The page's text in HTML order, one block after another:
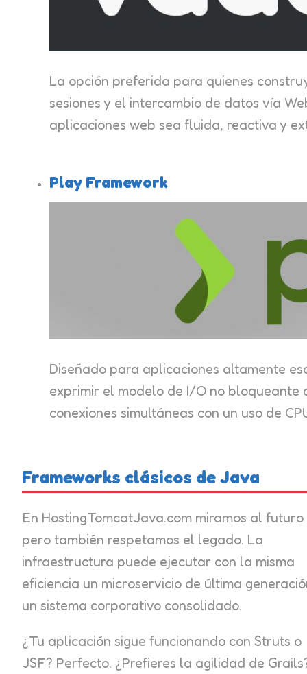
La opción preferida para quienes
sesiones y el intercambio de datos vía
aplicaciones web sea fluida, reactiva y
Play Framework
Diseñado para aplicaciones altamente
exprimir el modelo de I/O no
conexiones simultáneas con un uso de
Frameworks clásicos de Java
En HostingTomcatJava.com miramos al futuro
pero también respetamos el legado. La
infraestructura puede ejecutar con la misma
eficiencia un microservicio de última
un sistema corporativo consolidado.
¿Tu aplicación sigue funcionando con Struts o
JSF? Perfecto. ¿Prefieres la agilidad de